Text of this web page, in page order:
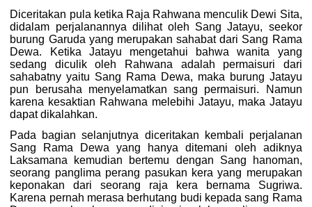
Diceritakan pula ketika Raja Rahwana menculik Dewi Sita,
didalam perjalanannya dilihat oleh Sang Jatayu, seekor
burung Garuda yang merupakan sahabat dari Sang Rama
Dewa. Ketika Jatayu mengetahui bahwa wanita yang
sedang diculik oleh Rahwana adalah permaisuri dari
sahabatny yaitu Sang Rama Dewa, maka burung Jatayu
pun berusaha menyelamatkan sang permaisuri. Namun
karena kesaktian Rahwana melebihi Jatayu, maka Jatayu
dapat dikalahkan.
Pada bagian selanjutnya diceritakan kembali perjalanan
Sang Rama Dewa yang hanya ditemani oleh adiknya
Laksamana kemudian bertemu dengan Sang hanoman,
seorang panglima perang pasukan kera yang merupakan
keponakan dari seorang raja kera bernama Sugriwa.
Karena pernah merasa berhutang budi kepada sang Rama